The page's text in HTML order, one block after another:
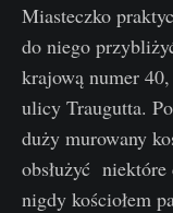
Miasteczko
do niego
krajową numer
ulicy Traugutta.
duży murowany
obsłużyć niektóre
nigdy kościołem